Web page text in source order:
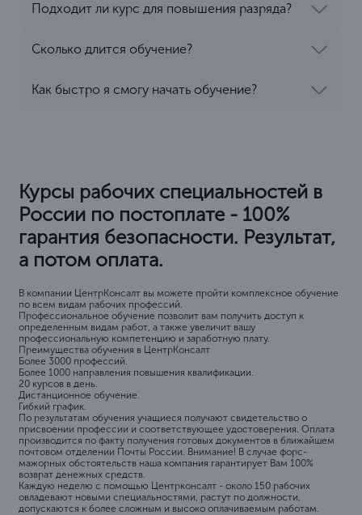
Подходит ли курс для повышения разряда?
Сколько длится обучение?
Как быстро я смогу начать обучение?
Курсы рабочих специальностей в
России по постоплате - 100%
гарантия безопасности. Результат,
а потом оплата.
В компании ЦентрКонсалт вы можете пройти комплексное обучение
по всем видам рабочих профессий.
Профессиональное обучение позволит вам получить доступ к
определенным видам работ, а также увеличит вашу
профессиональную компетенцию и заработную плату.
Преимущества обучения в ЦентрКонсалт
Более 3000 профессий.
Более 1000 направления повышения квалификации.
20 курсов в день.
Дистанционное обучение.
Гибкий график.
По результатам обучения учащиеся получают свидетельство о
присвоении профессии и соответствующее удостоверения. Оплата
производится по факту получения готовых документов в ближайшем
почтовом отделении Почты России. Внимание! В случае форс-
мажорных обстоятельств наша компания гарантирует Вам 100%
возврат денежных средств.
Каждую неделю с помощью Центрконсалт - около 150 рабочих
овладевают новыми специальностями, растут по должности,
допускаются к более сложным и высоко оплачиваемым работам.